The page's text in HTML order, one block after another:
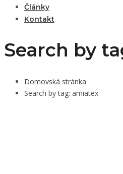
Články
Kontakt
Search by
Domovská stránka
Search by tag: amiatex